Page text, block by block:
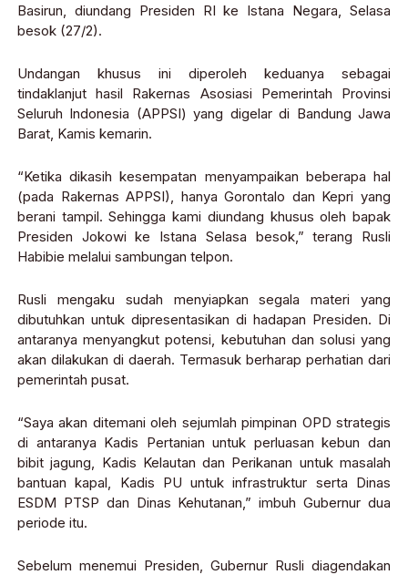
Basirun, diundang Presiden RI ke Istana Negara, Selasa
besok (27/2).
Undangan khusus ini diperoleh keduanya sebagai
tindaklanjut hasil Rakernas Asosiasi Pemerintah Provinsi
Seluruh Indonesia (APPSI) yang digelar di Bandung Jawa
Barat, Kamis kemarin.
“Ketika dikasih kesempatan menyampaikan beberapa hal
(pada Rakernas APPSI), hanya Gorontalo dan Kepri yang
berani tampil. Sehingga kami diundang khusus oleh bapak
Presiden Jokowi ke Istana Selasa besok,” terang Rusli
Habibie melalui sambungan telpon.
Rusli mengaku sudah menyiapkan segala materi yang
dibutuhkan untuk dipresentasikan di hadapan Presiden. Di
antaranya menyangkut potensi, kebutuhan dan solusi yang
akan dilakukan di daerah. Termasuk berharap perhatian dari
pemerintah pusat.
“Saya akan ditemani oleh sejumlah pimpinan OPD strategis
di antaranya Kadis Pertanian untuk perluasan kebun dan
bibit jagung, Kadis Kelautan dan Perikanan untuk masalah
bantuan kapal, Kadis PU untuk infrastruktur serta Dinas
ESDM PTSP dan Dinas Kehutanan,” imbuh Gubernur dua
periode itu.
Sebelum menemui Presiden, Gubernur Rusli diagendakan